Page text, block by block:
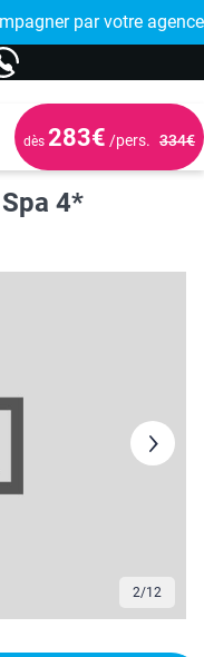
par votre
🤩
dès 283€ /pers. 334€
4*
2/12